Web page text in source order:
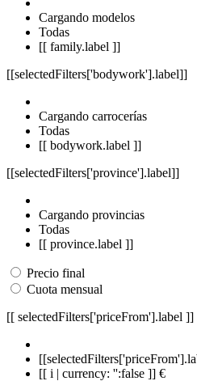
Cargando modelos
Todas
[[ family.label ]]
[[selectedFilters['bodywork'].label]]
Cargando carrocerías
Todas
[[ bodywork.label ]]
[[selectedFilters['province'].label]]
Cargando provincias
Todas
[[ province.label ]]
Precio final
Cuota mensual
[[ selectedFilters['priceFrom'].label ]]
[[ i | currency: '':false ]] €